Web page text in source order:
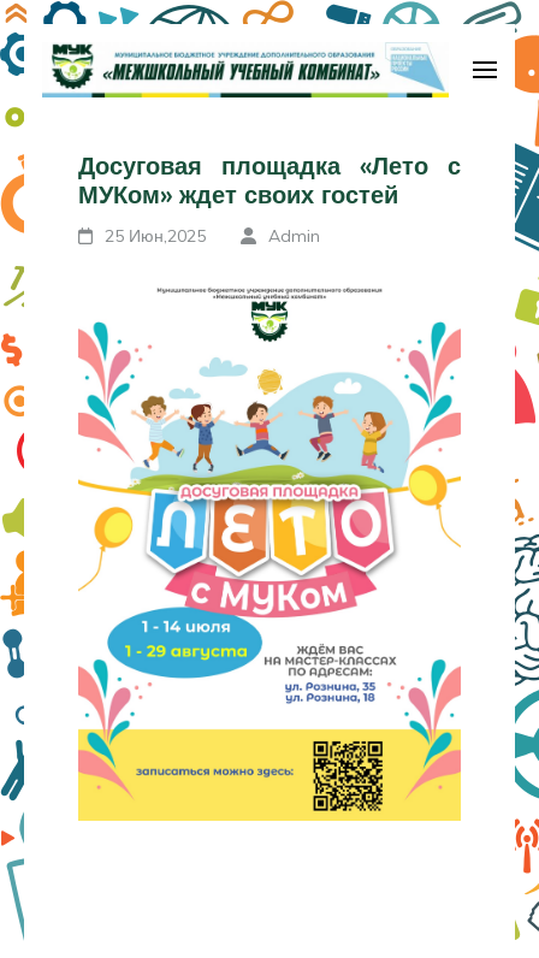
Перейти
к
содержимому
Enter)комбинат»
Досуговая площадка «Лето с
МУКом» ждет своих гостей
25 Июн,2025 Admin